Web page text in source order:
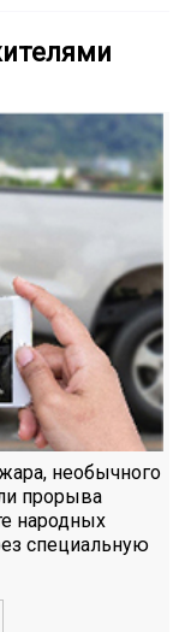
необычного
прорыва
народных
специальную